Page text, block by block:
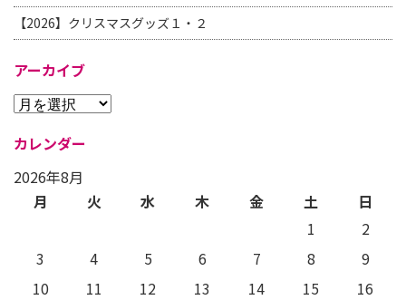
【2026】クリスマスグッズ１・２
アーカイブ
カレンダー
2026年8月
月
火 水 木 金 土
日
1
2
3
4 5 6 7 8
9
10
11 12 13 14 15
16